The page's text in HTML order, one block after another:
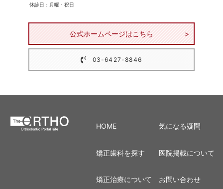
休診日：月曜・祝日
公式ホームページはこちら
03-6427-8846
HOME
矯正歯科を探す
矯正治療について
気になる疑問
医院掲載について
お問い合わせ